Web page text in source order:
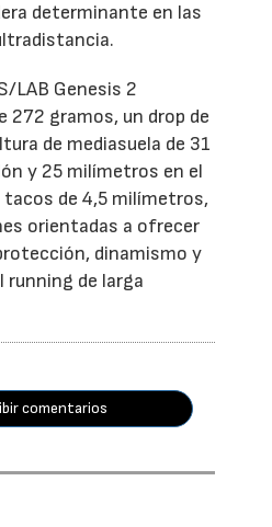
determinante en las
LAB Genesis 2
272 gramos, un drop de
de mediasuela de 31
y 25 milímetros en el
tacos de 4,5 milímetros,
orientadas a ofrecer
dinamismo y
de larga
comentarios